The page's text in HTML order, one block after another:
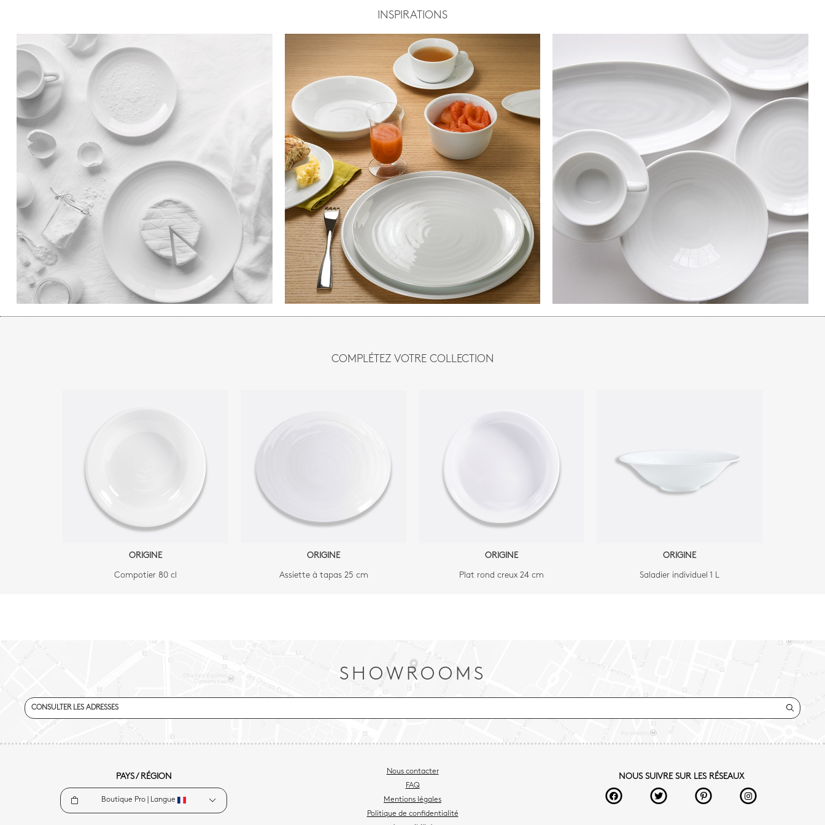
INSPIRATIONS
COMPLÉTEZ VOTRE COLLECTION
ORIGINE
Compotier 80 cl
ORIGINE
Assiette à tapas 25 cm
ORIGINE
Plat rond creux 24 cm
ORIGINE
Saladier individuel 1 L
SHOWROOMS
CONSULTER LES ADRESSES
PAYS / RÉGION
Boutique Pro | Langue
Nous contacter
FAQ
Mentions légales
Politique de confidentialité
NOUS SUIVRE SUR LES RÉSEAUX